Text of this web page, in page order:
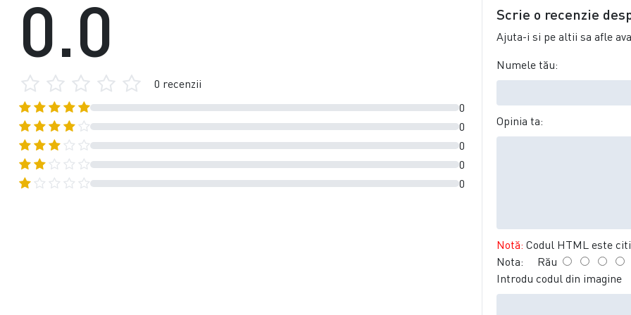
0
0
0
0
0
0.0
0 recenzii
Scrie o recenzie
Ajuta-i si pe altii sa afle
Numele tău:
Opinia ta:
Notă: Codul HTML este
Nota: Rău
Introdu codul din imagine